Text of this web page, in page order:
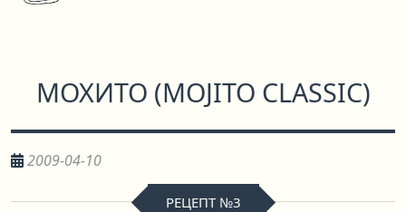
МОХИТО (MOJITO CLASSIC)
2009-04-10
РЕЦЕПТ №3